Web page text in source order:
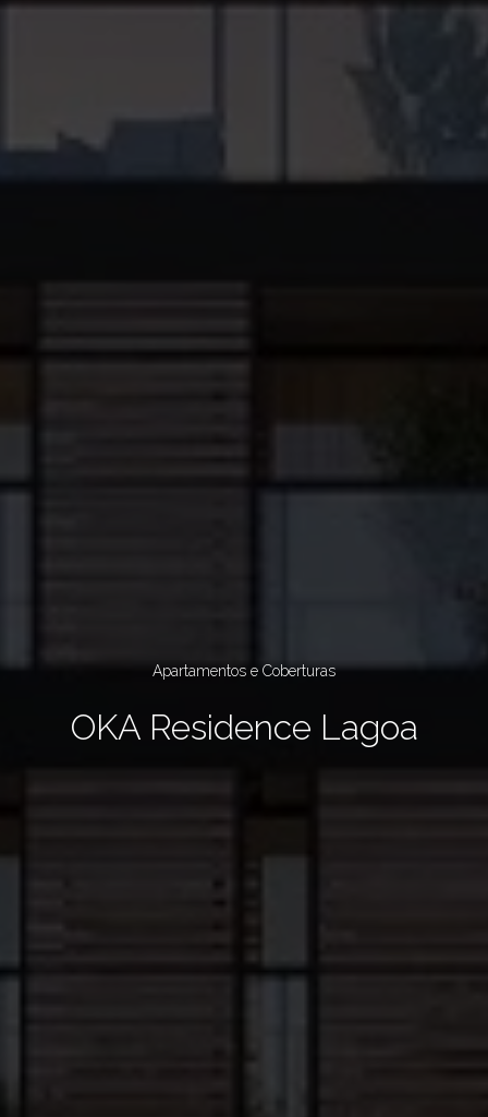
Apartamentos e Coberturas
OKA Residence Lagoa